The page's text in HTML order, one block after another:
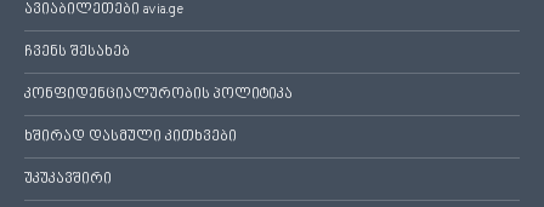
ავიაბილეთები avia.ge
ჩვენს შესახებ
კონფიდენციალურობის პოლიტიკა
ხშირად დასმული კითხვები
უკუკავშირი